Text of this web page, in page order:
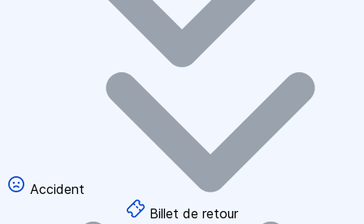
Accident
Billet de retour